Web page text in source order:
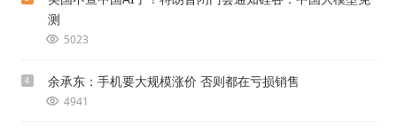
测
5023
4 余承东：手机要大规模涨价 否则都在亏损销售
4941